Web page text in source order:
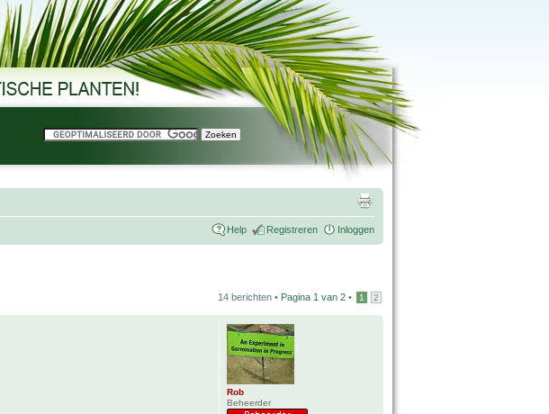
Help Registreren Inloggen
14 berichten • Pagina 1 van 2 • 1 2
Rob
Beheerder